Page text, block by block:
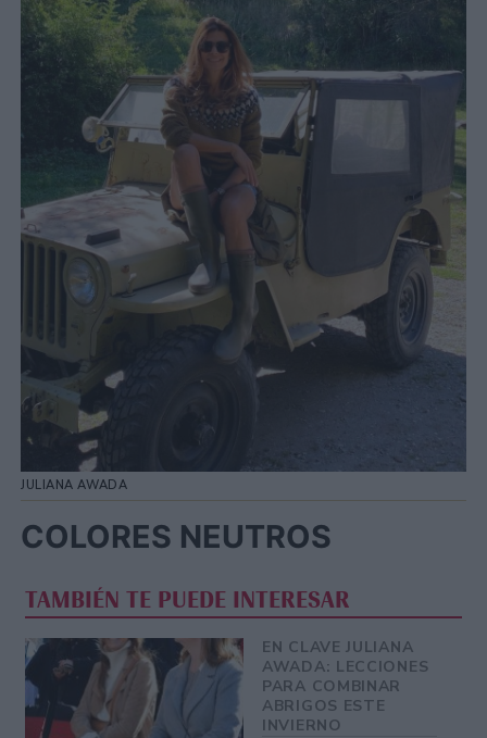
JULIANA AWADA
COLORES NEUTROS
TAMBIÉN TE PUEDE INTERESAR
EN CLAVE JULIANA
AWADA: LECCIONES
PARA COMBINAR
ABRIGOS ESTE
INVIERNO